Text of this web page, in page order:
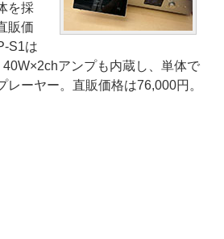
を採
販価
S1は
アンプも内蔵し、単体で
レーヤー。直販価格は76,000円。